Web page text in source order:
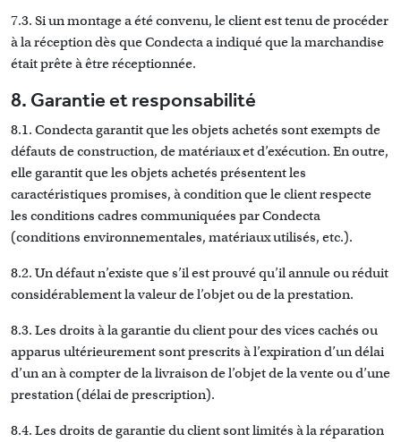
7.3. Si un montage a été convenu, le client est tenu de procéder
à la réception dès que Condecta a indiqué que la marchandise
était prête à être réceptionnée.
8. Garantie et responsabilité
8.1. Condecta garantit que les objets achetés sont exempts de
défauts de construction, de matériaux et d’exécution. En outre,
elle garantit que les objets achetés présentent les
caractéristiques promises, à condition que le client respecte
les conditions cadres communiquées par Condecta
(conditions environnementales, matériaux utilisés, etc.).
8.2. Un défaut n’existe que s’il est prouvé qu’il annule ou réduit
considérablement la valeur de l’objet ou de la prestation.
8.3. Les droits à la garantie du client pour des vices cachés ou
apparus ultérieurement sont prescrits à l’expiration d’un délai
d’un an à compter de la livraison de l’objet de la vente ou d’une
prestation (délai de prescription).
8.4. Les droits de garantie du client sont limités à la réparation